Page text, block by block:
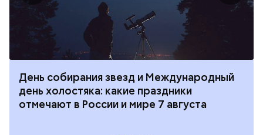
День собирания звезд и Международный
день холостяка: какие праздники
отмечают в России и мире 7 августа